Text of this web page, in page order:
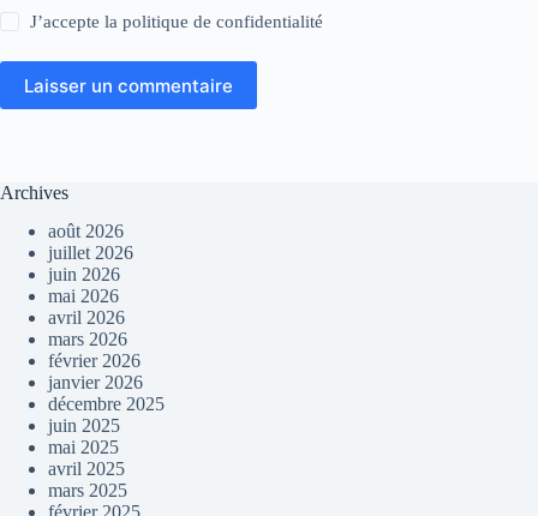
J’accepte lapolitique de confidentialité
Laisser un commentaire
Archives
août 2026
juillet 2026
juin 2026
mai 2026
avril 2026
mars 2026
février 2026
janvier 2026
décembre 2025
juin 2025
mai 2025
avril 2025
mars 2025